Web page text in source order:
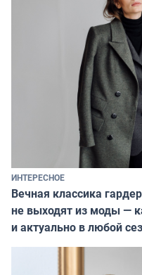
ИНТЕРЕСНОЕ
Вечная классика
не выходят из моды —
и актуально в любой